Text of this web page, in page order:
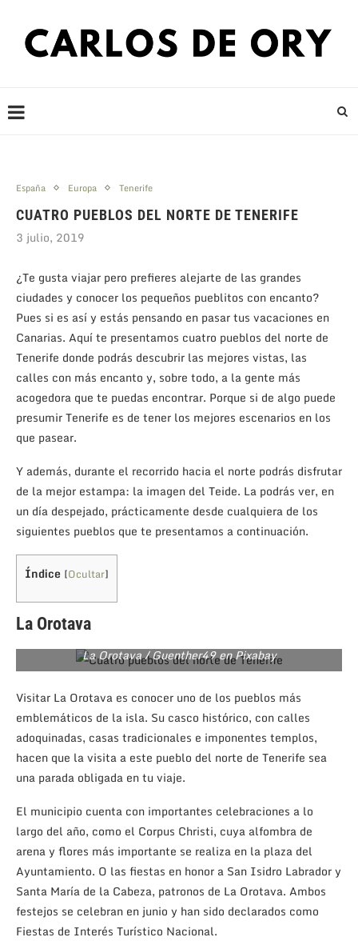
España Europa Tenerife
CUATRO PUEBLOS DEL NORTE DE TENERIFE
3 julio, 2019
¿Te gusta viajar pero prefieres alejarte de las grandes
ciudades y conocer los pequeños pueblitos con encanto?
Pues si es así y estás pensando en pasar tus vacaciones en
Canarias. Aquí te presentamos cuatro pueblos del norte de
Tenerife donde podrás descubrir las mejores vistas, las
calles con más encanto y, sobre todo, a la gente más
acogedora que te puedas encontrar. Porque si de algo puede
presumir Tenerife es de tener los mejores escenarios en los
que pasear.
Y además, durante el recorrido hacia el norte podrás disfrutar
de la mejor estampa: la imagen del Teide. La podrás ver, en
un día despejado, prácticamente desde cualquiera de los
siguientes pueblos que te presentamos a continuación.
Índice [Ocultar]
La Orotava
La Orotava / Guenther49 en Pixabay
Visitar La Orotava es conocer uno de los pueblos más
emblemáticos de la isla. Su casco histórico, con calles
adoquinadas, casas tradicionales e imponentes templos,
hacen que la visita a este pueblo del norte de Tenerife sea
una parada obligada en tu viaje.
El municipio cuenta con importantes celebraciones a lo
largo del año, como el Corpus Christi, cuya alfombra de
arena y flores más importante se realiza en la plaza del
Ayuntamiento. O las fiestas en honor a San Isidro Labrador y
Santa María de la Cabeza, patronos de La Orotava. Ambos
festejos se celebran en junio y han sido declarados como
Fiestas de Interés Turístico Nacional.